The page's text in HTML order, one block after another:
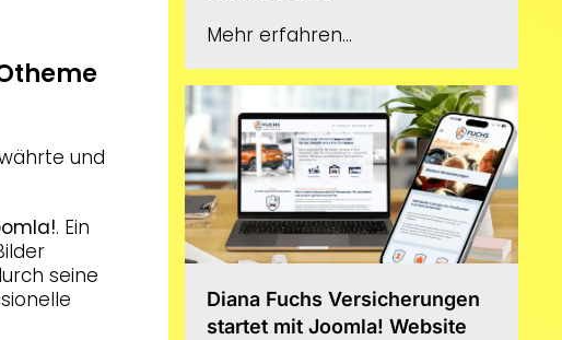
und
. Ein
seine
Mehr erfahren...
Diana Fuchs Versicherungen
startet mit Joomla! Website